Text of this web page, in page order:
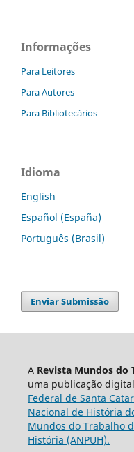
Informações
Para Leitores
Para Autores
Para Bibliotecários
Idioma
English
Español (España)
Português (Brasil)
Enviar Submissão
A Revista Mundos do
uma publicação
Federal de Santa
Nacional de História
Mundos do Trabalho
História (ANPUH).